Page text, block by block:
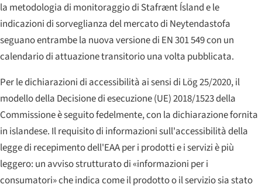
la metodologia di monitoraggio di Stafrænt Ísland e le
indicazioni di sorveglianza del mercato di Neytendastofa
seguano entrambe la nuova versione di EN 301 549 con un
calendario di attuazione transitorio una volta pubblicata.
Per le dichiarazioni di accessibilità ai sensi di Lög 25/2020, il
modello della Decisione di esecuzione (UE) 2018/1523 della
Commissione è seguito fedelmente, con la dichiarazione fornita
in islandese. Il requisito di informazioni sull'accessibilità della
legge di recepimento dell'EAA per i prodotti e i servizi è più
leggero: un avviso strutturato di «informazioni per i
consumatori» che indica come il prodotto o il servizio sia stato